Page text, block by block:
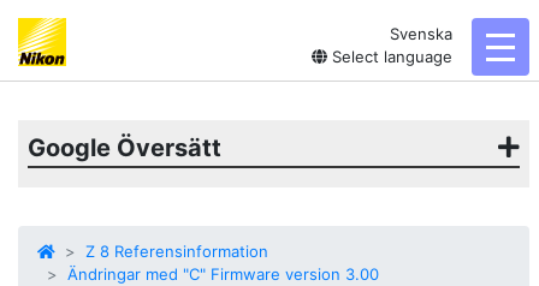
Svenska
Select language
Google Översätt
Z 8 Referensinformation
Ändringar med "C" Firmware version 3.00